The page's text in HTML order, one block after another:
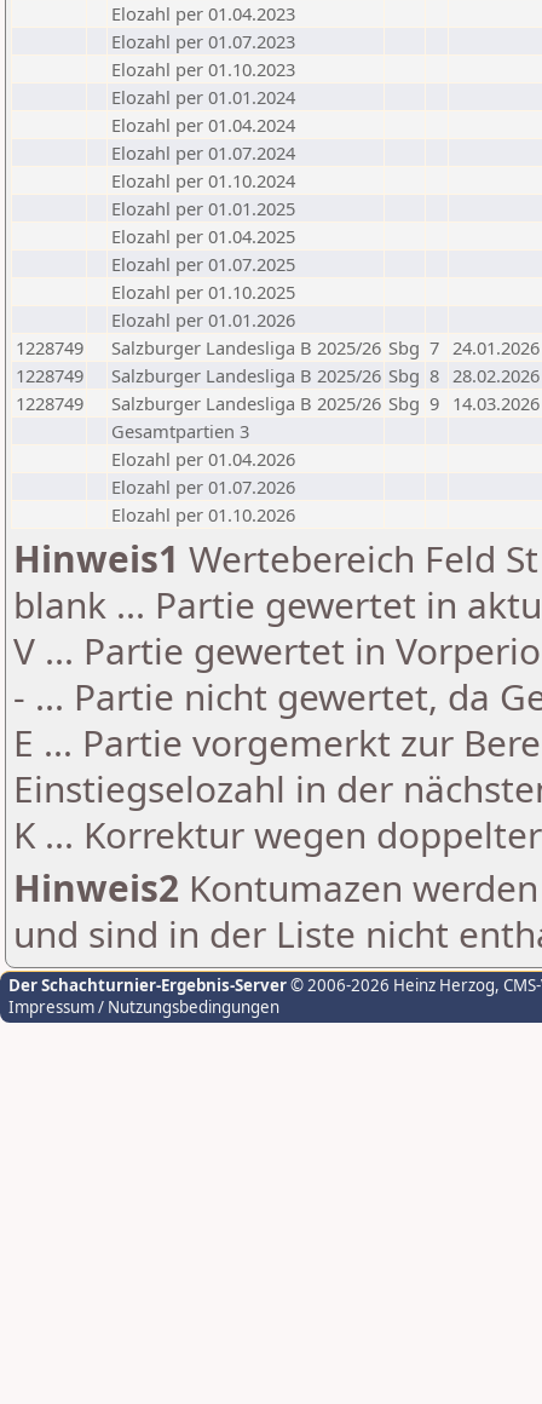
Elozahl per 01.04.2023
Elozahl per 01.07.2023
Elozahl per 01.10.2023
Elozahl per 01.01.2024
Elozahl per 01.04.2024
Elozahl per 01.07.2024
Elozahl per 01.10.2024
Elozahl per 01.01.2025
Elozahl per 01.04.2025
Elozahl per 01.07.2025
Elozahl per 01.10.2025
Elozahl per 01.01.2026
1228749
Salzburger Landesliga B 2025/26 Sbg 7 24.01.2026
1228749
Salzburger Landesliga B 2025/26 Sbg 8 28.02.2026
1228749
Salzburger Landesliga B 2025/26 Sbg 9 14.03.2026
Gesamtpartien 3
Elozahl per 01.04.2026
Elozahl per 01.07.2026
Elozahl per 01.10.2026
Hinweis1 Wertebereich Feld
blank ... Partie gewertet in
V ... Partie gewertet in
- ... Partie nicht gewertet, da
E ... Partie vorgemerkt zur
Einstiegselozahl in der
K ... Korrektur wegen
Hinweis2 Kontumazen
und sind in der Liste nicht
Der Schachturnier-Ergebnis-Server© 2006-2026 Heinz Herzog,
Impressum / Nutzungsbedingungen